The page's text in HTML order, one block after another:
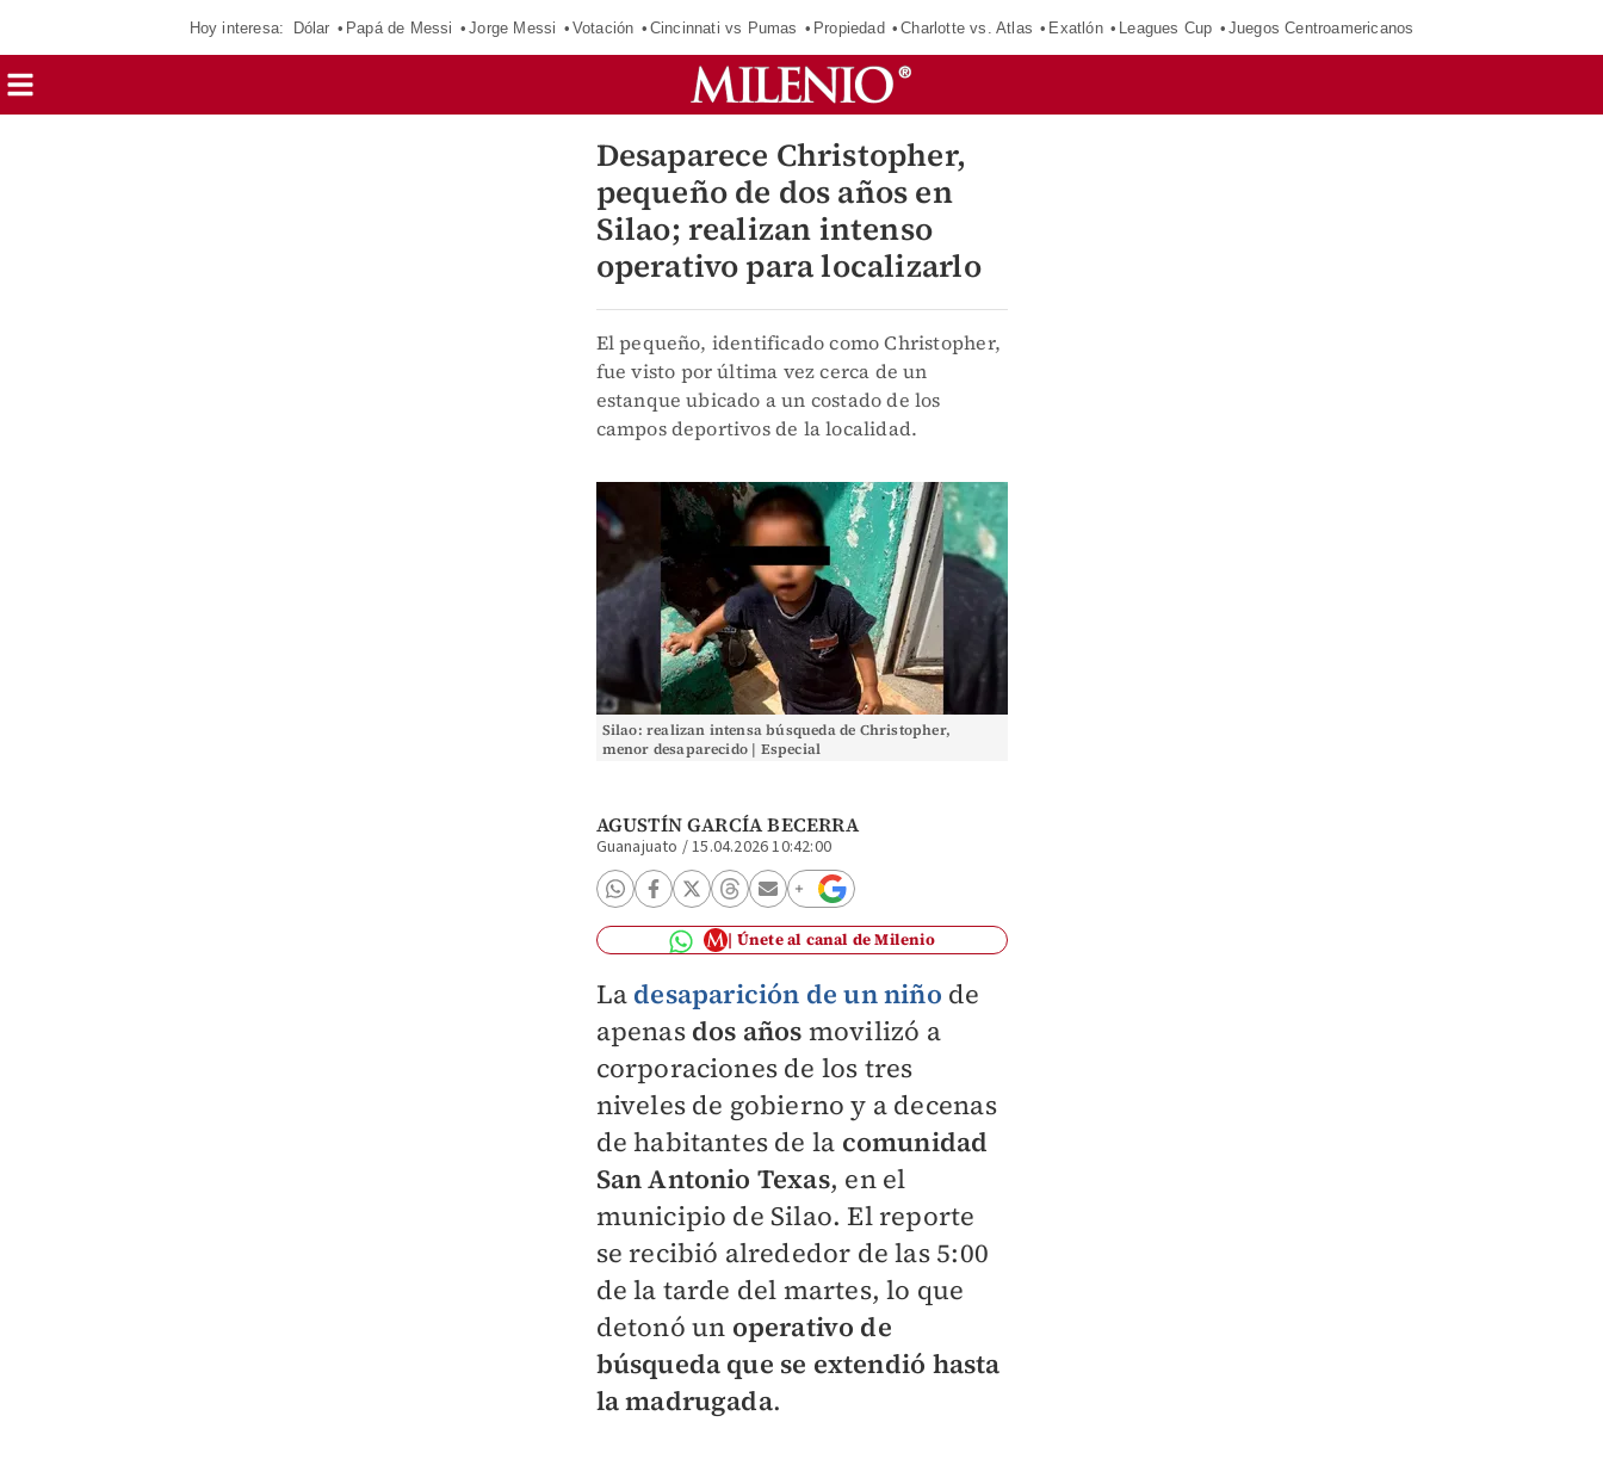
Hoy interesa: Dólar Papá de Messi Jorge Messi Votación Cincinnati vs Pumas Propiedad Charlotte vs. Atlas Exatlón Leagues Cup Juegos Centroamericanos
Desaparece Christopher,
pequeño de dos años en
Silao; realizan intenso
operativo para localizarlo
El pequeño, identificado como Christopher,
fue visto por última vez cerca de un
estanque ubicado a un costado de los
campos deportivos de la localidad.
Silao: realizan intensa búsqueda de Christopher,
menor desaparecido | Especial
AGUSTÍN GARCÍA BECERRA
Guanajuato /15.04.2026 10:42:00
Únete al canal de Milenio
La desaparición de un niño de
apenas dos años movilizó a
corporaciones de los tres
niveles de gobierno y a decenas
de habitantes de la comunidad
San Antonio Texas, en el
municipio de Silao. El reporte
se recibió alrededor de las 5:00
de la tarde del martes, lo que
detonó un operativo de
búsqueda que se extendió hasta
la madrugada.